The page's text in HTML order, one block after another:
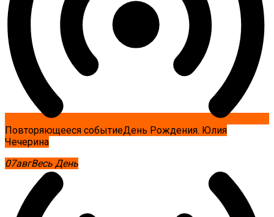
Повторяющееся событиеДень Рождения. Юлия
Чечерина
07авгВесь День